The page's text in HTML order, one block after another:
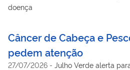
doença
Câncer de Cabeça e
pedem atenção
27/07/2026 - Julho Verde alerta